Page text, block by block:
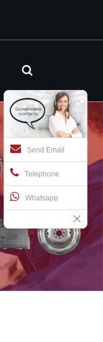

Send Email
Telephone
Whatsapp